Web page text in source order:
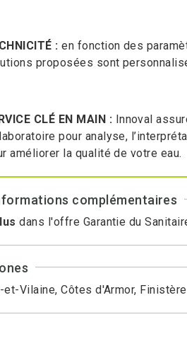
:en fonction des
proposées sont
CLÉ EN MAIN : Innoval
pour analyse,
améliorer la qualité de votre eau.
complémentaires
dans l'offre Garantie du
et-Vilaine, Côtes d'Armor, Finistère